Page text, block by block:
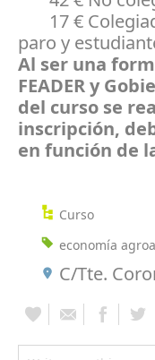
17 €
paro y
Al ser una
FEADER y
del curso se
inscripción,
en
Curso
economía
C/Tte.